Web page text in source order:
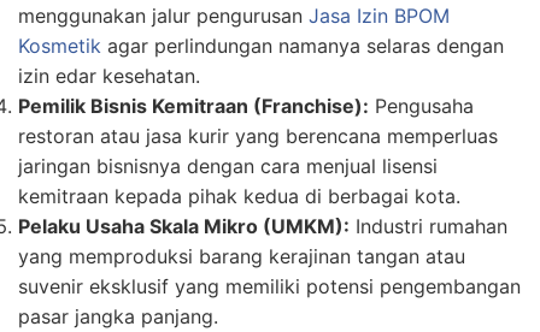
menggunakan jalur pengurusan Jasa Izin BPOM
Kosmetik agar perlindungan namanya selaras dengan
izin edar kesehatan.
Pemilik Bisnis Kemitraan (Franchise): Pengusaha
restoran atau jasa kurir yang berencana memperluas
jaringan bisnisnya dengan cara menjual lisensi
kemitraan kepada pihak kedua di berbagai kota.
Pelaku Usaha Skala Mikro (UMKM): Industri rumahan
yang memproduksi barang kerajinan tangan atau
suvenir eksklusif yang memiliki potensi pengembangan
pasar jangka panjang.